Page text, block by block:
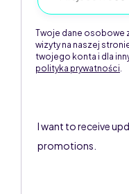
Twoje dane osobowe
wizyty na naszej
twojego konta i dla
polityka prywatności
I want to receive
promotions.